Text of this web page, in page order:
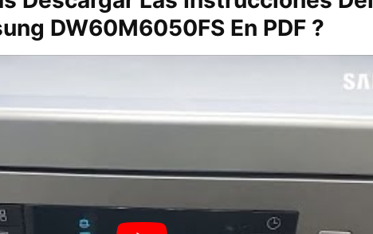
DW60M6050FS En PDF ?